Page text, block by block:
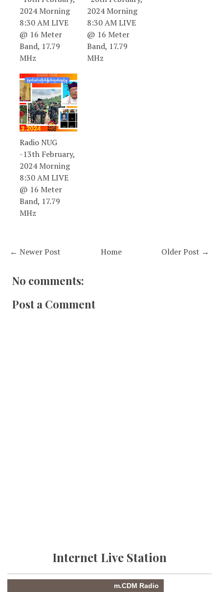
2024 Morning
8:30 AM LIVE
@ 16 Meter
Band, 17.79
MHz
2024 Morning
8:30 AM LIVE
@ 16 Meter
Band, 17.79
MHz
Radio NUG
-13th February,
2024 Morning
8:30 AM LIVE
@ 16 Meter
Band, 17.79
MHz
← Newer Post Older Post →
Home
No comments:
Post a Comment
Internet Live Station